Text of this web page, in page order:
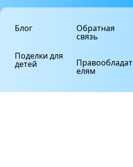
Блог
Поделки для
детей
Обратная
связь
Правообладат
елям